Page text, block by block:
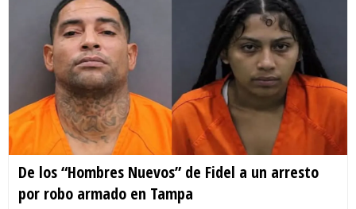
De los “Hombres Nuevos” de Fidel a un arresto
por robo armado en Tampa